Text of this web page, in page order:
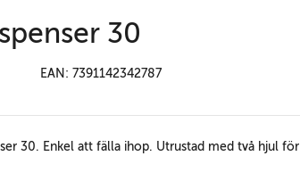
30
EAN: 7391142342787
30. Enkel att fälla ihop. Utrustad med två hjul för